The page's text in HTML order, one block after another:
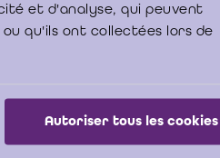
et d'analyse, qui peuvent
qu'ils ont collectées lors de
Autoriser tous les cookies
il n’aurait pas retenu de
produits(« revenue recognition
de risques d’anomalies